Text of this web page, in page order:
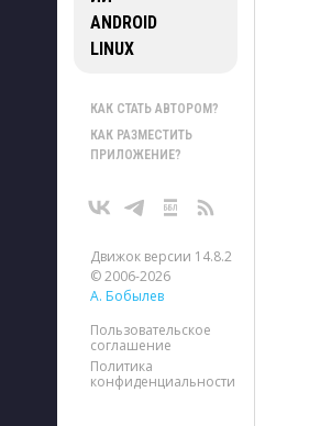
ANDROID
LINUX
КАК СТАТЬ АВТОРОМ?
КАК РАЗМЕСТИТЬ
ПРИЛОЖЕНИЕ?
Движок версии 14.8.2
© 2006-2026
А. Бобылев
Пользовательское
соглашение
Политика
конфиденциальности